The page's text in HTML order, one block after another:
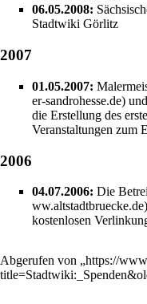
06.05.2008:
Stadtwiki Görlitz
2007
01.05.2007:
und
die Erstellung des
Veranstaltungen zum
2006
04.07.2006: Die
kostenlosen
Abgerufen von „https://